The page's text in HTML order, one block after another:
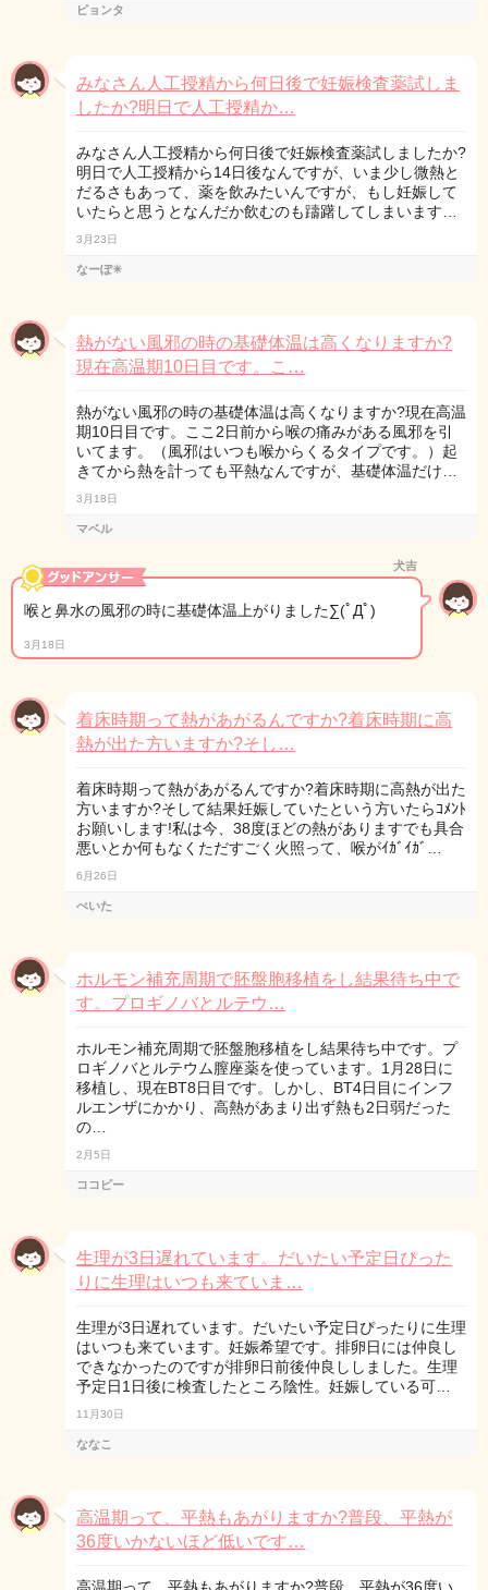
ピョンタ
みなさん人工授精から何日後で妊娠検査薬試しま
したか?明日で人工授精か…
みなさん人工授精から何日後で妊娠検査薬試しましたか?
明日で人工授精から14日後なんですが、いま少し微熱と
だるさもあって、薬を飲みたいんですが、もし妊娠して
いたらと思うとなんだか飲むのも躊躇してしまいます…
3月23日
なーぽ✳︎
熱がない風邪の時の基礎体温は高くなりますか?
現在高温期10日目です。こ…
熱がない風邪の時の基礎体温は高くなりますか?現在高温
期10日目です。ここ2日前から喉の痛みがある風邪を引
いてます。（風邪はいつも喉からくるタイプです。）起
きてから熱を計っても平熱なんですが、基礎体温だけ…
3月18日
マベル
犬吉
喉と鼻水の風邪の時に基礎体温上がりました∑(ﾟДﾟ)
3月18日
着床時期って熱があがるんですか?着床時期に高
熱が出た方いますか?そし…
着床時期って熱があがるんですか?着床時期に高熱が出た
方いますか?そして結果妊娠していたという方いたらｺﾒﾝﾄ
お願いします!私は今、38度ほどの熱がありますでも具合
悪いとか何もなくただすごく火照って、喉がｲｶﾞｲｶﾞ…
6月26日
ぺいた
ホルモン補充周期で胚盤胞移植をし結果待ち中で
す。プロギノバとルテウ…
ホルモン補充周期で胚盤胞移植をし結果待ち中です。プ
ロギノバとルテウム膣座薬を使っています。1月28日に
移植し、現在BT8日目です。しかし、BT4日目にインフ
ルエンザにかかり、高熱があまり出ず熱も2日弱だった
の…
2月5日
ココピー
生理が3日遅れています。だいたい予定日ぴった
りに生理はいつも来ていま…
生理が3日遅れています。だいたい予定日ぴったりに生理
はいつも来ています。妊娠希望です。排卵日には仲良し
できなかったのですが排卵日前後仲良ししました。生理
予定日1日後に検査したところ陰性。妊娠している可…
11月30日
ななこ
高温期って、平熱もあがりますか?普段、平熱が
36度いかないほど低いです…